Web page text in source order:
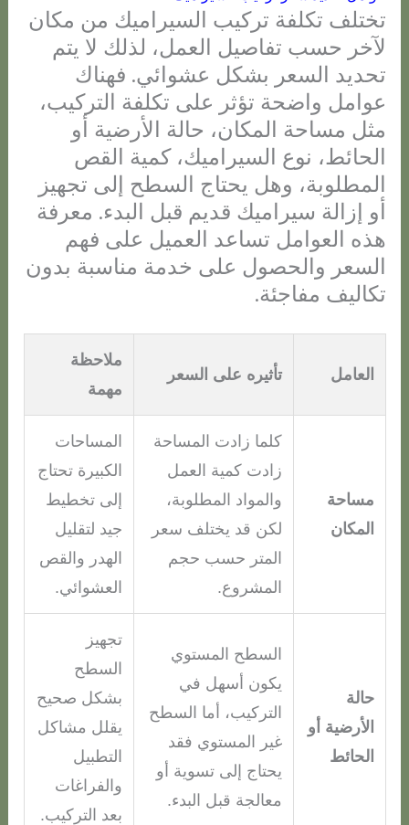
تختلف تكلفة تركيب السيراميك من مكان
لآخر حسب تفاصيل العمل، لذلك لا يتم
تحديد السعر بشكل عشوائي. فهناك
عوامل واضحة تؤثر على تكلفة التركيب،
مثل مساحة المكان، حالة الأرضية أو
الحائط، نوع السيراميك، كمية القص
المطلوبة، وهل يحتاج السطح إلى تجهيز
أو إزالة سيراميك قديم قبل البدء. معرفة
هذه العوامل تساعد العميل على فهم
السعر والحصول على خدمة مناسبة بدون
تكاليف مفاجئة.
العامل تأثيره على السعر
ملاحظة
مهمة
مساحة
المكان
كلما زادت المساحة
زادت كمية العمل
والمواد المطلوبة،
لكن قد يختلف سعر
المتر حسب حجم
المشروع.
المساحات
الكبيرة تحتاج
إلى تخطيط
جيد لتقليل
الهدر والقص
العشوائي.
حالة
الأرضية أو
الحائط
السطح المستوي
يكون أسهل في
التركيب، أما السطح
غير المستوي فقد
يحتاج إلى تسوية أو
معالجة قبل البدء.
تجهيز
السطح
بشكل صحيح
يقلل مشاكل
التطبيل
والفراغات
بعد التركيب.